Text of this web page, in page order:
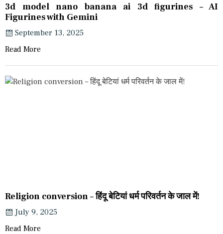
3d model nano banana ai 3d figurines – AI
Figurines with Gemini
September 13, 2025
Read More
Religion conversion – हिंदू बेटियां धर्म परिवर्तन के जाल में!
July 9, 2025
Read More